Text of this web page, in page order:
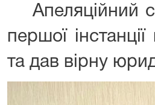
Апеляційний
першої
та дав вірну